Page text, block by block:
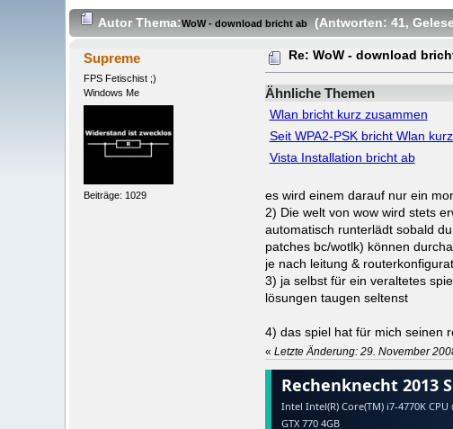
AutorThema:WoW - download bricht ab (Antworten: 41,
Supreme
FPS Fetischist ;)
Windows Me
Beiträge: 1029
Re: WoW - download
Ähnliche Themen
Wlan bricht kurz zusammen
Seit WPA2-PSK bricht Wlan
Vista Installation bricht ab
es wird einem darauf nur ein
2) Die welt von wow wird stets
automatisch runterlädt sobald
patches bc/wotlk) können
je nach leitung &
3) ja selbst für ein veraltetes
lösungen taugen seltenst
4) das spiel hat für mich seinen
« Letzte Änderung: 29. November